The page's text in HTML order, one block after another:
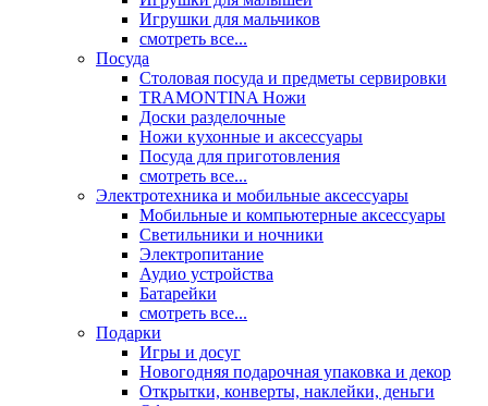
Игрушки для мальчиков
смотреть все...
Посуда
Столовая посуда и предметы сервировки
TRAMONTINA Ножи
Доски разделочные
Ножи кухонные и аксессуары
Посуда для приготовления
смотреть все...
Электротехника и мобильные аксессуары
Мобильные и компьютерные аксессуары
Светильники и ночники
Электропитание
Аудио устройства
Батарейки
смотреть все...
Подарки
Игры и досуг
Новогодняя подарочная упаковка и декор
Открытки, конверты, наклейки, деньги